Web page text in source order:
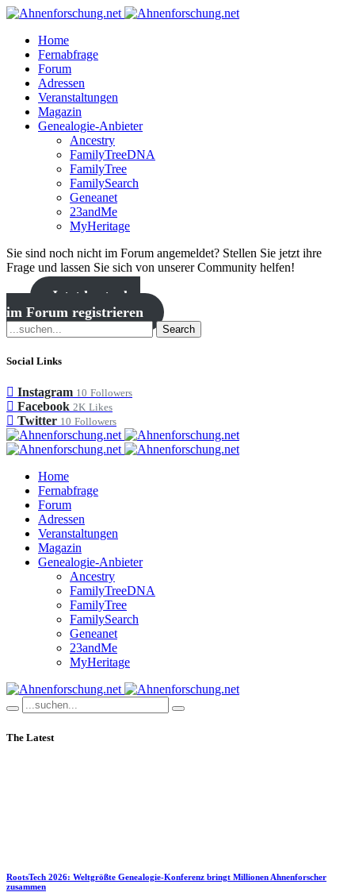
Home
Fernabfrage
Forum
Adressen
Veranstaltungen
Magazin
Genealogie-Anbieter
Ancestry
FamilyTreeDNA
FamilyTree
FamilySearch
Geneanet
23andMe
MyHeritage
Sie sind noch nicht im Forum angemeldet? Stellen Sie jetzt ihre
Frage und lassen Sie sich von unserer Community helfen!
Jetzt kostenlos
im Forum registrieren
Search
Social Links
Instagram 10 Followers
Facebook 2K Likes
Twitter 10 Followers
Home
Fernabfrage
Forum
Adressen
Veranstaltungen
Magazin
Genealogie-Anbieter
Ancestry
FamilyTreeDNA
FamilyTree
FamilySearch
Geneanet
23andMe
MyHeritage
The Latest
RootsTech 2026: Weltgrößte Genealogie-Konferenz bringt Millionen Ahnenforscher
zusammen